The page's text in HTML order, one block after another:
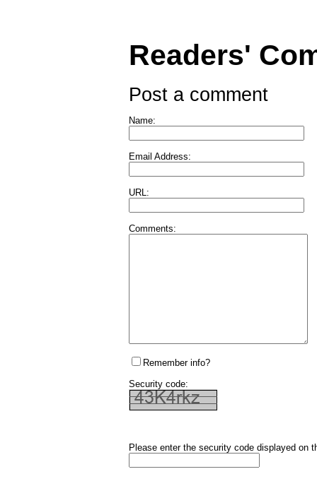
Readers'
Post a comment
Name:
Email Address:
URL:
Comments:
Remember info?
Security code:
Please enter the security code displayed on